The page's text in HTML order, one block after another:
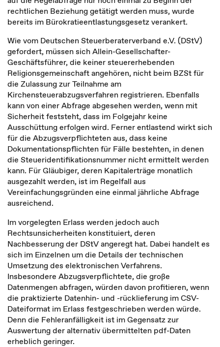
rechtlichen Beziehung getätigt werden muss, wurde
bereits im Bürokratieentlastungsgesetz verankert.
Wie vom Deutschen Steuerberaterverband e.V. (DStV)
gefordert, müssen sich Allein-Gesellschafter-
Geschäftsführer, die keiner steuererhebenden
Religionsgemeinschaft angehören, nicht beim BZSt für
die Zulassung zur Teilnahme am
Kirchensteuerabzugsverfahren registrieren. Ebenfalls
kann von einer Abfrage abgesehen werden, wenn mit
Sicherheit feststeht, dass im Folgejahr keine
Ausschüttung erfolgen wird. Ferner entlastend wirkt sich
für die Abzugsverpflichteten aus, dass keine
Dokumentationspflichten für Fälle bestehten, in denen
die Steueridentifikationsnummer nicht ermittelt werden
kann. Für Gläubiger, deren Kapitalerträge monatlich
ausgezahlt werden, ist im Regelfall aus
Vereinfachungsgründen eine einmal jährliche Abfrage
ausreichend.
Im vorgelegten Erlass werden jedoch auch
Rechtsunsicherheiten konstituiert, deren
Nachbesserung der DStV angeregt hat. Dabei handelt es
sich im Einzelnen um die Details der technischen
Umsetzung des elektronischen Verfahrens.
Insbesondere Abzugsverpflichtete, die große
Datenmengen abfragen, würden davon profitieren, wenn
die praktizierte Datenhin- und -rücklieferung im CSV-
Dateiformat im Erlass festgeschrieben werden würde.
Denn die Fehleranfälligkeit ist im Gegensatz zur
Auswertung der alternativ übermittelten pdf-Daten
erheblich geringer.